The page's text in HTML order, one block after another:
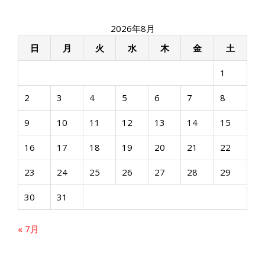
シ
ン
2026年8月
日
月 火 水 木 金 土
1
2 3 4 5 6 7 8
9 10 11 12 13 14 15
16 17 18 19 20 21 22
23 24 25 26 27 28 29
30 31
« 7月